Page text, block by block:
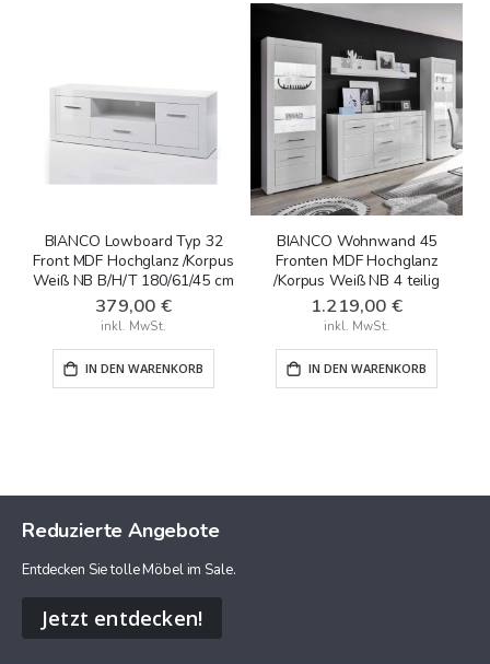
BIANCO Lowboard Typ 32
Front MDF Hochglanz /Korpus
Weiß NB B/H/T 180/61/45 cm
379,00 €
IN DEN WARENKORB
BIANCO Wohnwand 45
Fronten MDF Hochglanz
/Korpus Weiß NB 4 teilig
1.219,00 €
IN DEN WARENKORB
Reduzierte Angebote
Entdecken Sie tolle Möbel im Sale.
Jetzt entdecken!